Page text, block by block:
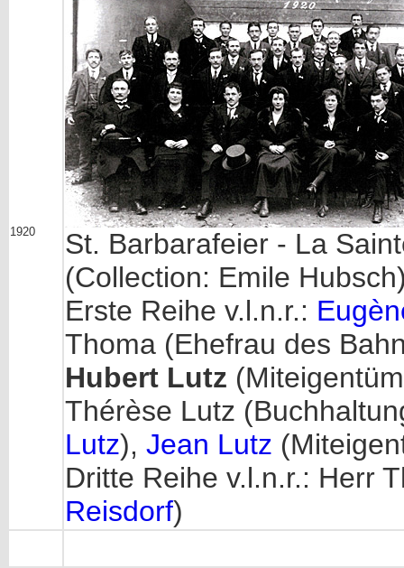
1920
St. Barbarafeier - La
(Collection: Emile
Erste Reihe v.l.n.r.:
Thoma (Ehefrau des
Hubert Lutz
Thérèse Lutz
Lutz), Jean Lutz
Dritte Reihe v.l.n.r.: Herr
Reisdorf)